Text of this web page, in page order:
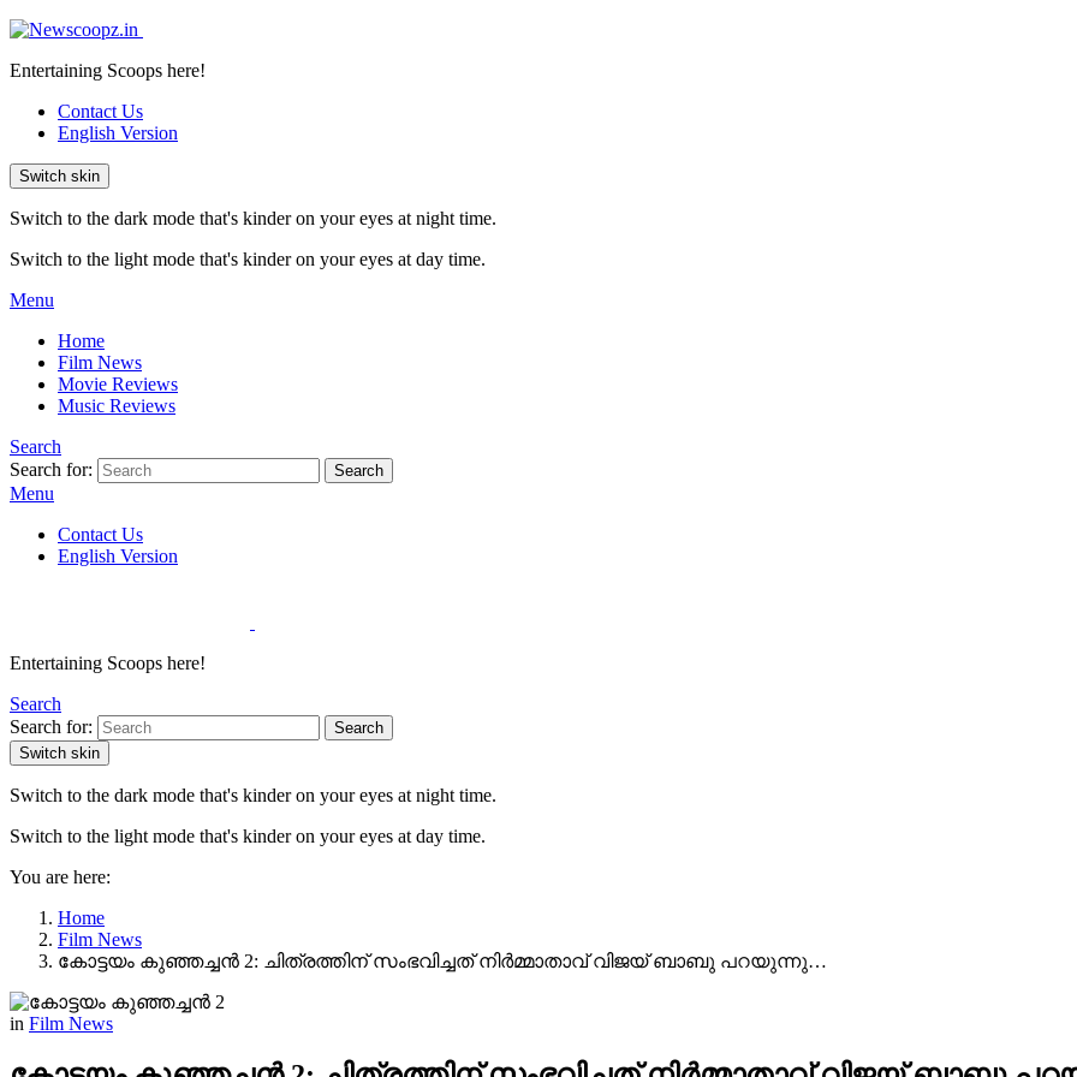
Entertaining Scoops here!
Contact Us
English Version
Switch skin
Switch to the dark mode that's kinder on your eyes at night time.
Switch to the light mode that's kinder on your eyes at day time.
Menu
Home
Film News
Movie Reviews
Music Reviews
Search
Search for:
Search
Menu
Contact Us
English Version
Entertaining Scoops here!
Search
Search for:
Search
Switch skin
Switch to the dark mode that's kinder on your eyes at night time.
Switch to the light mode that's kinder on your eyes at day time.
You are here:
Home
Film News
കോട്ടയം കുഞ്ഞച്ചൻ 2: ചിത്രത്തിന് സംഭവിച്ചത് നിർമ്മാതാവ് വിജയ് ബാബു പറയുന്നു…
in Film News